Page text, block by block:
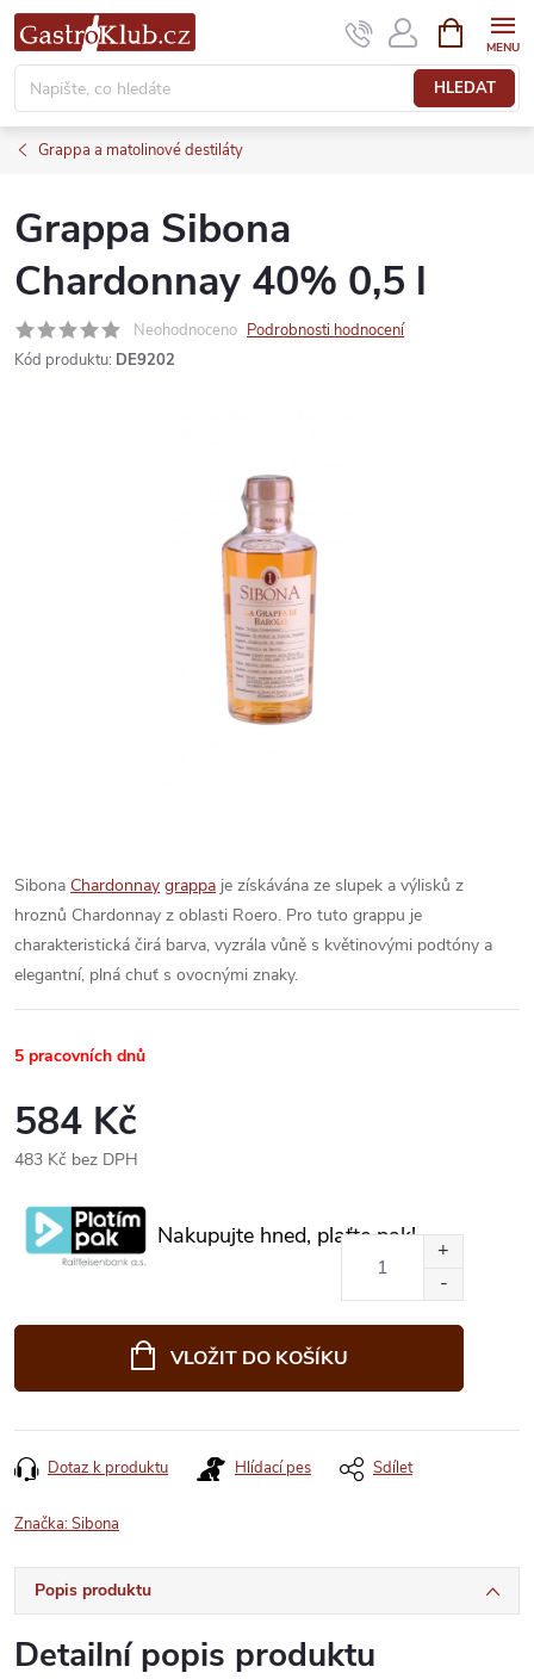
Přejít
na
obsah
HLEDAT
NÁKUPNÍ
KOŠÍK
Grappa a matolinové destiláty
Grappa Sibona
Chardonnay 40% 0,5 l
Neohodnoceno Podrobnosti hodnocení
Kód produktu: DE9202
Sibona Chardonnay grappa je získávána ze slupek a výlisků z
hroznů Chardonnay z oblasti Roero. Pro tuto grappu je
charakteristická čirá barva, vyzrála vůně s květinovými podtóny a
elegantní, plná chuť s ovocnými znaky.
5 pracovních dnů
584 Kč
483 Kč bez DPH
cena:
Nakupujte hned, plaťte pak!
VLOŽIT DO KOŠÍKU
Dotaz k produktu Hlídací pes Sdílet
Značka:Sibona
Popis produktu
Detailní popis produktu